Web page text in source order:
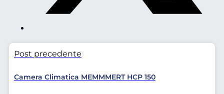
Post precedente
Camera Climatica MEMMMERT HCP 150